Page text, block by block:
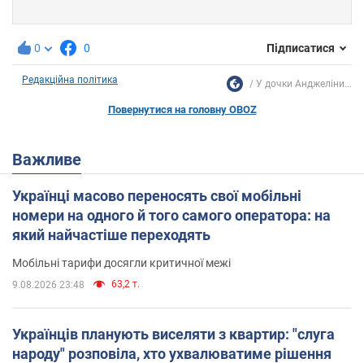
0 0 Підписатися
Редакційна політика У дочки Анджеліни...
Повернутися на головну OBOZ
Важливе
Українці масово переносять свої мобільні
номери на одного й того самого оператора: на
який найчастіше переходять
Мобільні тарифи досягли критичної межі
9.08.2026 23:48 63,2 т.
Українців планують виселяти з квартир: "слуга
народу" розповіла, хто ухвалюватиме рішення